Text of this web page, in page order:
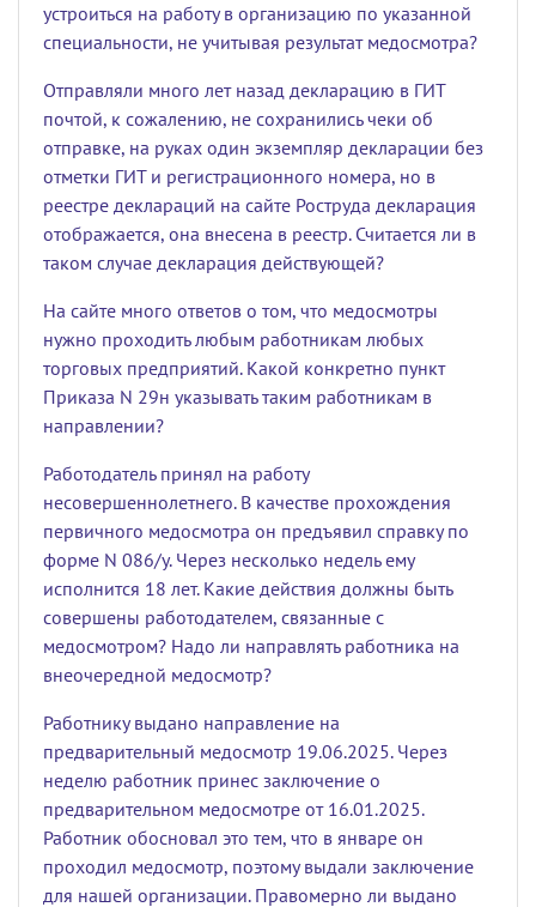
устроиться на работу в организацию по указанной
специальности, не учитывая результат медосмотра?
Отправляли много лет назад декларацию в ГИТ
почтой, к сожалению, не сохранились чеки об
отправке, на руках один экземпляр декларации без
отметки ГИТ и регистрационного номера, но в
реестре деклараций на сайте Роструда декларация
отображается, она внесена в реестр. Считается ли в
таком случае декларация действующей?
На сайте много ответов о том, что медосмотры
нужно проходить любым работникам любых
торговых предприятий. Какой конкретно пункт
Приказа N 29н указывать таким работникам в
направлении?
Работодатель принял на работу
несовершеннолетнего. В качестве прохождения
первичного медосмотра он предъявил справку по
форме N 086/у. Через несколько недель ему
исполнится 18 лет. Какие действия должны быть
совершены работодателем, связанные с
медосмотром? Надо ли направлять работника на
внеочередной медосмотр?
Работнику выдано направление на
предварительный медосмотр 19.06.2025. Через
неделю работник принес заключение о
предварительном медосмотре от 16.01.2025.
Работник обосновал это тем, что в январе он
проходил медосмотр, поэтому выдали заключение
для нашей организации. Правомерно ли выдано